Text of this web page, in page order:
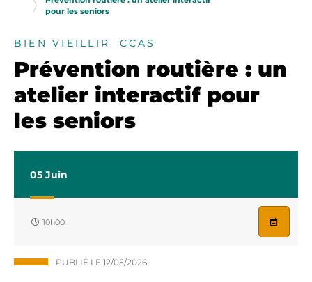
pour les seniors
BIEN VIEILLIR, CCAS
Prévention routière : un
atelier interactif pour
les seniors
05 Juin
10h00
PUBLIÉ LE 12/05/2026